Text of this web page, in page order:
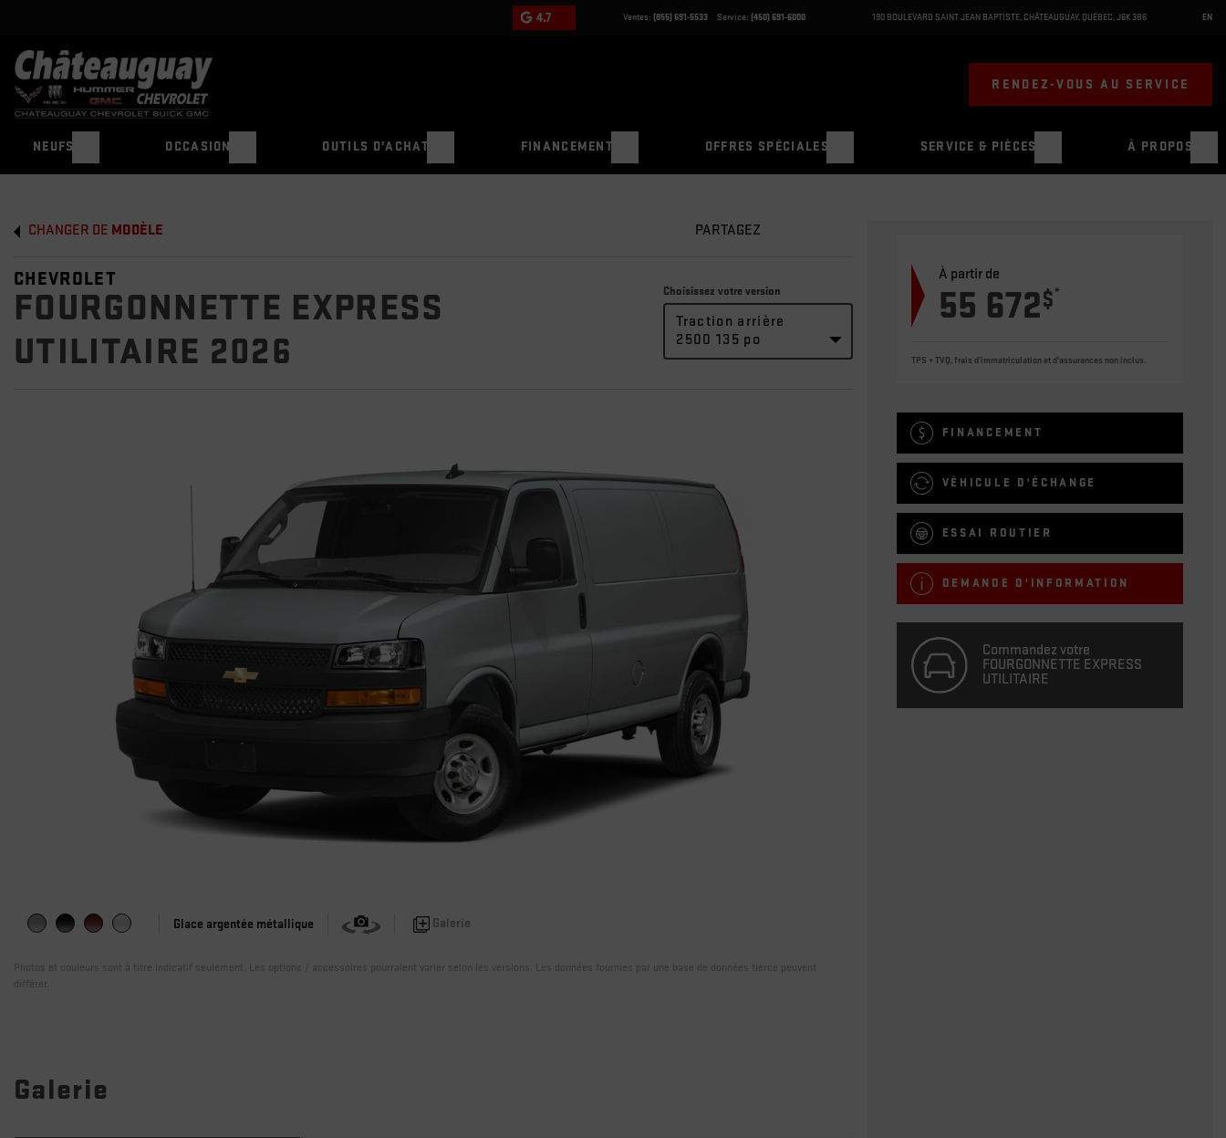
4.7 Ventes: (855) 691-5533 Service: (450) 691-6000 190 BOULEVARD SAINT JEAN BAPTISTE, CHÂTEAUGUAY, QUÉBEC,J6K 3B6 EN
RENDEZ-VOUS AU SERVICE
NEUFS OCCASION OUTILS D’ACHAT FINANCEMENT OFFRES SPÉCIALES SERVICE & PIÈCES À PROPOS
CHANGER DE MODÈLE PARTAGEZ
CHEVROLET
FOURGONNETTE EXPRESS
UTILITAIRE 2026
Choisissez votre version
Traction arrière
2500 135 po
Glace argentée métallique Galerie
Galerie
À partir de
55 672$*
TPS + TVQ, frais d'immatriculation et d'assurances non inclus.
FINANCEMENT
VÉHICULE D'ÉCHANGE
ESSAI ROUTIER
DEMANDE D'INFORMATION
Commandez votre
FOURGONNETTE EXPRESS
UTILITAIRE